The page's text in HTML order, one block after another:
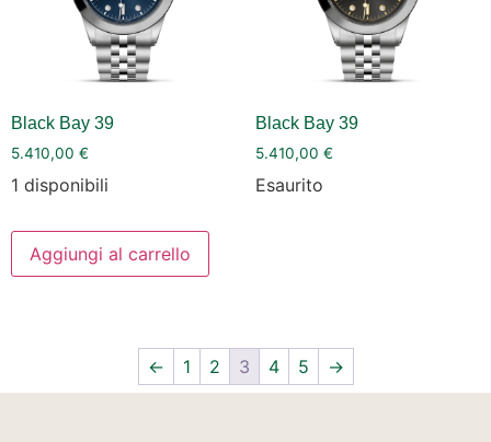
Black Bay 39
5.410,00 €
1 disponibili
Aggiungi al carrello
Black Bay 39
5.410,00 €
Esaurito
← 1 2 3 4 5 →